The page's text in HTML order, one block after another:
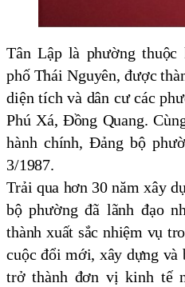
Tân Lập là phường
phố Thái Nguyên, được
diện tích và dân cư các
Phú Xá, Đồng Quang.
hành chính, Đảng bộ
3/1987.
Trải qua hơn 30 năm xây
bộ phường đã lãnh đạo
thành xuất sắc nhiệm vụ
cuộc đổi mới, xây dựng và
trở thành đơn vị kinh tế